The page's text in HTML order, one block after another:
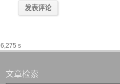
6,275 s
文章检索